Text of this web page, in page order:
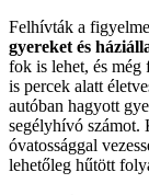
Felhívták a
gyereket és
fok is lehet, és még
is percek alatt
autóban hagyott
segélyhívó
óvatossággal
lehetőleg hűtött